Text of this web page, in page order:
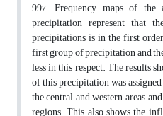
99%. Frequency maps of
precipitation represent that
precipitations is in the first
first group of precipitation and
less in this respect. The results
of this precipitation was
the central and western areas,